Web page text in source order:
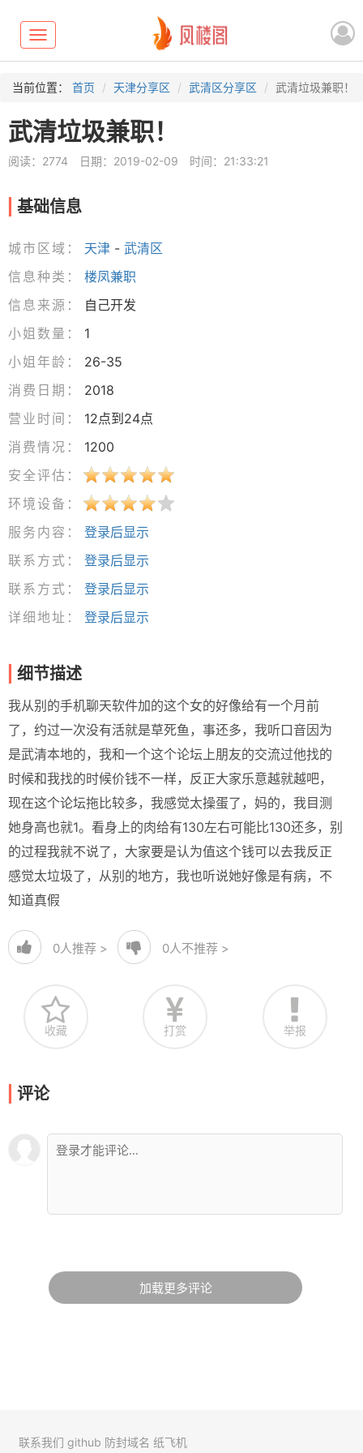
Toggle
navigation
当前位置： 首页 天津分享区 武清区分享区 武清垃圾兼职！
武清垃圾兼职！
阅读：2774 日期：2019-02-09 时间：21:33:21
基础信息
城市区域： 天津 - 武清区
信息种类：
楼凤兼职
信息来源：
自己开发
小姐数量：
1
小姐年龄：
26-35
消费日期：
2018
营业时间：
12点到24点
消费情况：
1200
安全评估：
环境设备：
服务内容：
登录后显示
联系方式：
登录后显示
联系方式：
登录后显示
详细地址：
登录后显示
细节描述
我从别的手机聊天软件加的这个女的好像给有一个月前
了，约过一次没有活就是草死鱼，事还多，我听口音因为
是武清本地的，我和一个这个论坛上朋友的交流过他找的
时候和我找的时候价钱不一样，反正大家乐意越就越吧，
现在这个论坛拖比较多，我感觉太操蛋了，妈的，我目测
她身高也就1。看身上的肉给有130左右可能比130还多，别
的过程我就不说了，大家要是认为值这个钱可以去我反正
感觉太垃圾了，从别的地方，我也听说她好像是有病，不
知道真假
0人推荐 > 0人不推荐 >
收藏 打赏 举报
评论
加载更多评论
联系我们 github 防封域名 纸飞机